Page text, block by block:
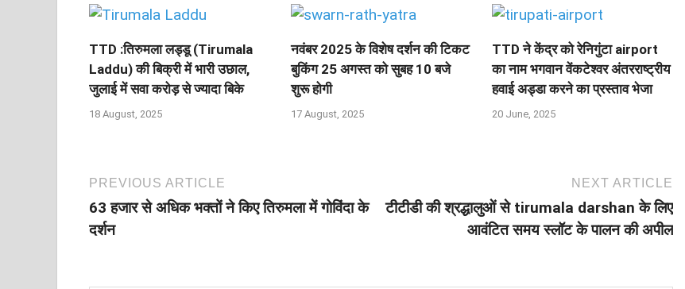
TTD :तिरुमला लड्डू (Tirumala
Laddu) की बिक्री में भारी उछाल,
जुलाई में सवा करोड़ से ज्‍यादा बिके
18 August, 2025
नवंबर 2025 के विशेष दर्शन की टिकट
बुकिंग 25 अगस्‍त को सुबह 10 बजे
शुरू होगी
17 August, 2025
TTD ने केंद्र को रेनिगुंटा airport
का नाम भगवान वेंकटेश्वर अंतरराष्ट्रीय
हवाई अड्डा करने का प्रस्ताव भेजा
20 June, 2025
PREVIOUS ARTICLE
63 हजार से अधिक भक्‍तों ने किए तिरुमला में गोविंदा के
दर्शन
NEXT ARTICLE
टीटीडी की श्रद्धालुओं से tirumala darshan के लिए
आवंटित समय स्लॉट के पालन की अपील